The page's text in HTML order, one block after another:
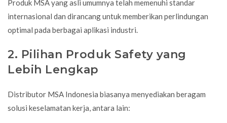
Produk MSA yang asli umumnya telah memenuhi standar
internasional dan dirancang untuk memberikan perlindungan
optimal pada berbagai aplikasi industri.
2. Pilihan Produk Safety yang
Lebih Lengkap
Distributor MSA Indonesia biasanya menyediakan beragam
solusi keselamatan kerja, antara lain: